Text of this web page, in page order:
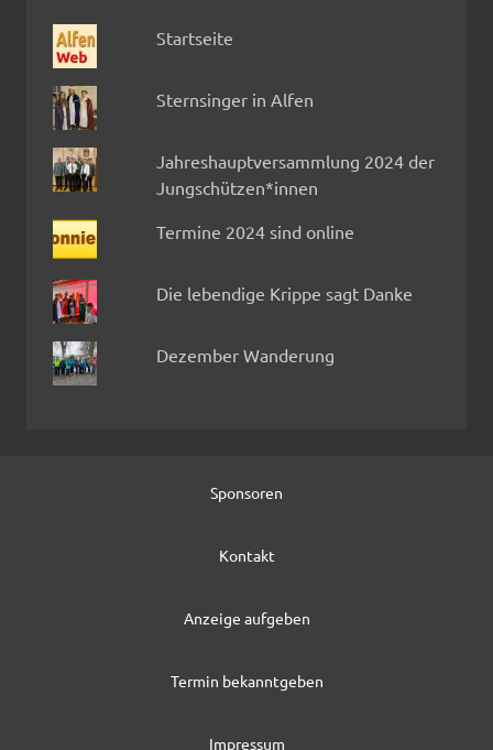
Startseite
Sternsinger in Alfen
Jahreshauptversammlung 2024 der
Jungschützen*innen
Termine 2024 sind online
Die lebendige Krippe sagt Danke
Dezember Wanderung
Sponsoren
Kontakt
Anzeige aufgeben
Termin bekanntgeben
Impressum